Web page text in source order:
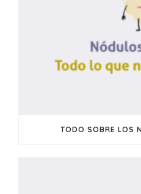
TODO SOBRE LOS